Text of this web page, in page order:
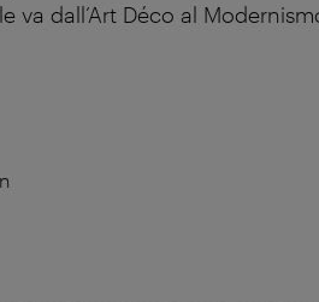
va dall’Art Déco al